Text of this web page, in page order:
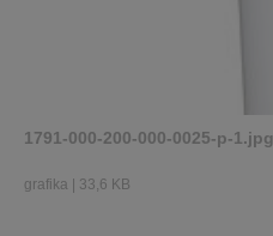
1791-000-200-000-0025-p-1.jpg
grafika 33,6 KB